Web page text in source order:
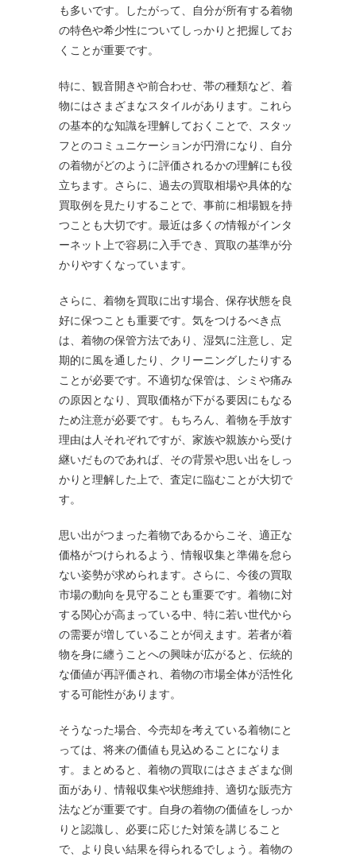
も多いです。したがって、自分が所有する着物
の特色や希少性についてしっかりと把握してお
くことが重要です。
特に、観音開きや前合わせ、帯の種類など、着
物にはさまざまなスタイルがあります。これら
の基本的な知識を理解しておくことで、スタッ
フとのコミュニケーションが円滑になり、自分
の着物がどのように評価されるかの理解にも役
立ちます。さらに、過去の買取相場や具体的な
買取例を見たりすることで、事前に相場観を持
つことも大切です。最近は多くの情報がインタ
ーネット上で容易に入手でき、買取の基準が分
かりやすくなっています。
さらに、着物を買取に出す場合、保存状態を良
好に保つことも重要です。気をつけるべき点
は、着物の保管方法であり、湿気に注意し、定
期的に風を通したり、クリーニングしたりする
ことが必要です。不適切な保管は、シミや痛み
の原因となり、買取価格が下がる要因にもなる
ため注意が必要です。もちろん、着物を手放す
理由は人それぞれですが、家族や親族から受け
継いだものであれば、その背景や思い出をしっ
かりと理解した上で、査定に臨むことが大切で
す。
思い出がつまった着物であるからこそ、適正な
価格がつけられるよう、情報収集と準備を怠ら
ない姿勢が求められます。さらに、今後の買取
市場の動向を見守ることも重要です。着物に対
する関心が高まっている中、特に若い世代から
の需要が増していることが伺えます。若者が着
物を身に纏うことへの興味が広がると、伝統的
な価値が再評価され、着物の市場全体が活性化
する可能性があります。
そうなった場合、今売却を考えている着物にと
っては、将来の価値も見込めることになりま
す。まとめると、着物の買取にはさまざまな側
面があり、情報収集や状態維持、適切な販売方
法などが重要です。自身の着物の価値をしっか
りと認識し、必要に応じた対策を講じること
で、より良い結果を得られるでしょう。着物の